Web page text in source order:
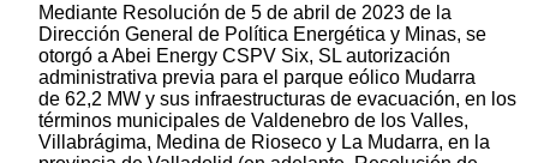
Mediante Resolución de 5 de abril de 2023 de la
Dirección General de Política Energética y Minas, se
otorgó a Abei Energy CSPV Six, SL autorización
administrativa previa para el parque eólico Mudarra
de 62,2 MW y sus infraestructuras de evacuación, en los
términos municipales de Valdenebro de los Valles,
Villabrágima, Medina de Rioseco y La Mudarra, en la